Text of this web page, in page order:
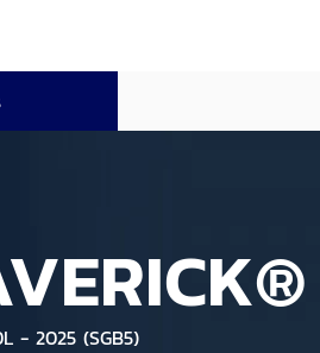
- 2025 (SGB5)